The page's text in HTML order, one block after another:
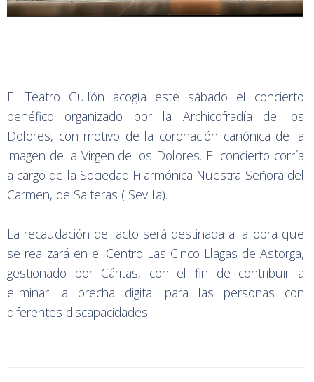
El Teatro Gullón acogía este sábado el concierto
benéfico organizado por la Archicofradía de los
Dolores, con motivo de la coronación canónica de la
imagen de la Virgen de los Dolores. El concierto corría
a cargo de la Sociedad Filarmónica Nuestra Señora del
Carmen, de Salteras ( Sevilla).
La recaudación del acto será destinada a la obra que
se realizará en el Centro Las Cinco Llagas de Astorga,
gestionado por Cáritas, con el fin de contribuir a
eliminar la brecha digital para las personas con
diferentes discapacidades.